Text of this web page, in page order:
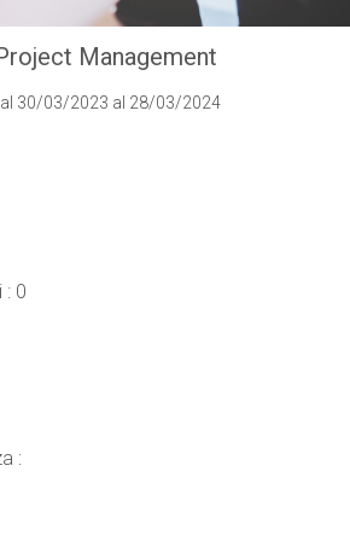
Management
30/03/2023 al 28/03/2024
: 0
: